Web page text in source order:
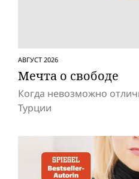
АВГУСТ 2026
Мечта о свободе
Когда невозможно
Турции